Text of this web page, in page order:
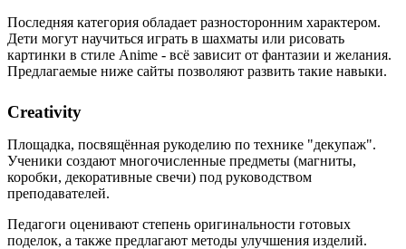
Последняя категория обладает разносторонним характером.
Дети могут научиться играть в шахматы или рисовать
картинки в стиле Anime - всё зависит от фантазии и желания.
Предлагаемые ниже сайты позволяют развить такие навыки.
Creativity
Площадка, посвящённая рукоделию по технике "декупаж".
Ученики создают многочисленные предметы (магниты,
коробки, декоративные свечи) под руководством
преподавателей.
Педагоги оценивают степень оригинальности готовых
поделок, а также предлагают методы улучшения изделий.